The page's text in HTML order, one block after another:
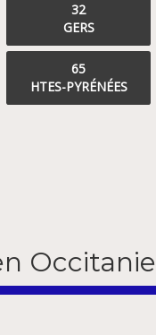
32
GERS
65
HTES-PYRÉNÉES
Occitanie